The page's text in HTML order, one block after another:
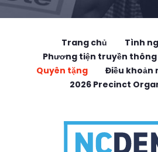
Trang chủ
Tình
Phương tiện truyền thông
Quyên tặng
Điều khoản
2026 Precinct